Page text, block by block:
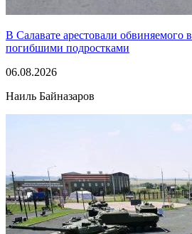
В Салавате арестовали обвиняемого
погибшими подростками
06.08.2026
Наиль Байназаров